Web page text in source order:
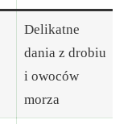
Delikatne
dania z drobiu
i owoców
morza